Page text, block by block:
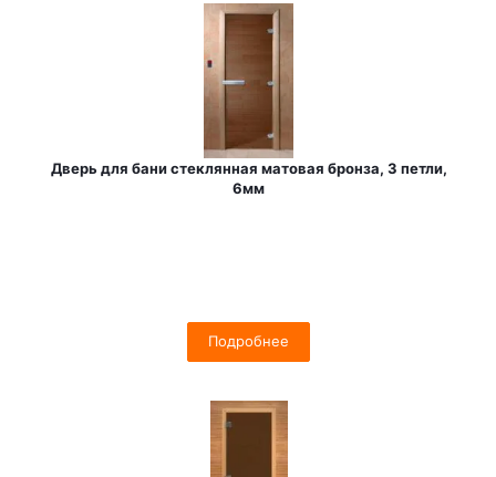
Дверь для бани стеклянная матовая бронза, 3 петли,
6мм
Подробнее